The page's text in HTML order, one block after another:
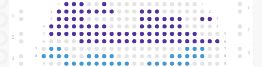
1
2
3
1
2
3
1
2
3
4
5
6
7
8
9
1
2
3
4
5
6
7
8
9